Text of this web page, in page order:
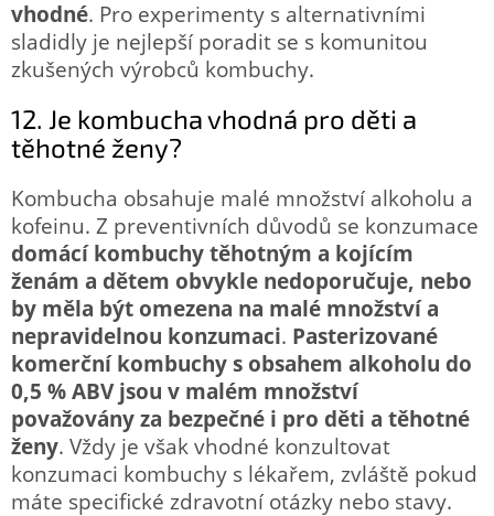
vhodné. Pro experimenty s alternativními
sladidly je nejlepší poradit se s komunitou
zkušených výrobců kombuchy.
12. Je kombucha vhodná pro děti a
těhotné ženy?
Kombucha obsahuje malé množství alkoholu a
kofeinu. Z preventivních důvodů se konzumace
domácí kombuchy těhotným a kojícím
ženám a dětem obvykle nedoporučuje, nebo
by měla být omezena na malé množství a
nepravidelnou konzumaci. Pasterizované
komerční kombuchy s obsahem alkoholu do
0,5 % ABV jsou v malém množství
považovány za bezpečné i pro děti a těhotné
ženy. Vždy je však vhodné konzultovat
konzumaci kombuchy s lékařem, zvláště pokud
máte specifické zdravotní otázky nebo stavy.